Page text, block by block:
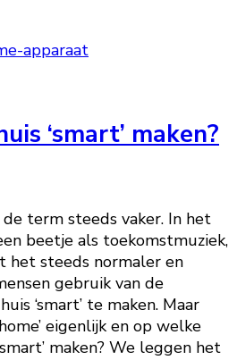
‘smart’ maken?
term steeds vaker. In het
beetje als toekomstmuziek,
het steeds normaler en
gebruik van de
‘smart’ te maken. Maar
eigenlijk en op welke
maken? We leggen het